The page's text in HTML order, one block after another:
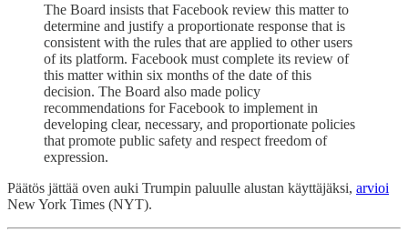
The Board insists that Facebook review this matter to
determine and justify a proportionate response that is
consistent with the rules that are applied to other users
of its platform. Facebook must complete its review of
this matter within six months of the date of this
decision. The Board also made policy
recommendations for Facebook to implement in
developing clear, necessary, and proportionate policies
that promote public safety and respect freedom of
expression.
Päätös jättää oven auki Trumpin paluulle alustan käyttäjäksi, arvioi
New York Times (NYT).